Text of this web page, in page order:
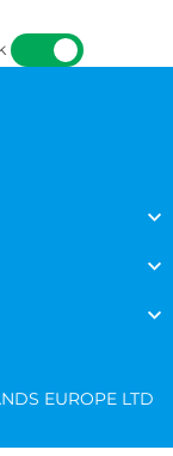
NO
EUROPE LTD